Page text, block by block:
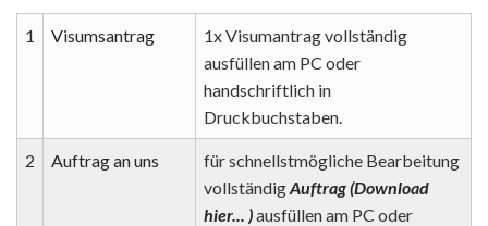
1 Visumsantrag
1x Visumantrag vollständig
ausfüllen am PC oder
handschriftlich in
Druckbuchstaben.
2 Auftrag an uns
für schnellstmögliche Bearbeitung
vollständigAuftrag (Download
hier... )ausfüllen am PC oder